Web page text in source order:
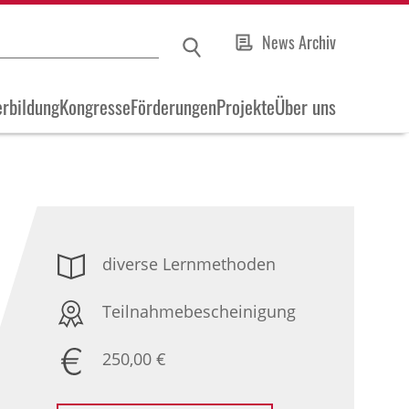
News Archiv
KongresseFörderungenProjekteÜber uns
diverse Lernmethoden
Teilnahmebescheinigung
250,00 €